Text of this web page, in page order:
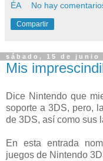
ÉA No hay
Compartir
sábado, 15 de junio
Mis
Dice Nintendo que
soporte a 3DS, pero,
de 3DS, así como sus
En esta entrada
juegos de Nintendo